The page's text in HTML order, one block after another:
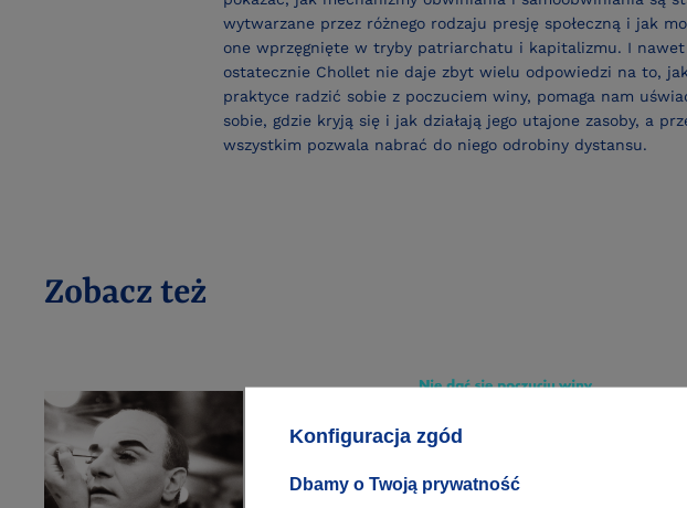
wytwarzane przez różnego rodzaju presję społeczną i jak
one wprzęgnięte w tryby patriarchatu i kapitalizmu. I nawet
ostatecznie Chollet nie daje zbyt wielu odpowiedzi na to,
praktyce radzić sobie z poczuciem winy, pomaga nam
sobie, gdzie kryją się i jak działają jego utajone zasoby, a
wszystkim pozwala nabrać do niego odrobiny dystansu.
Zobacz też
Konfiguracja zgód
Dbamy o Twoją prywatność